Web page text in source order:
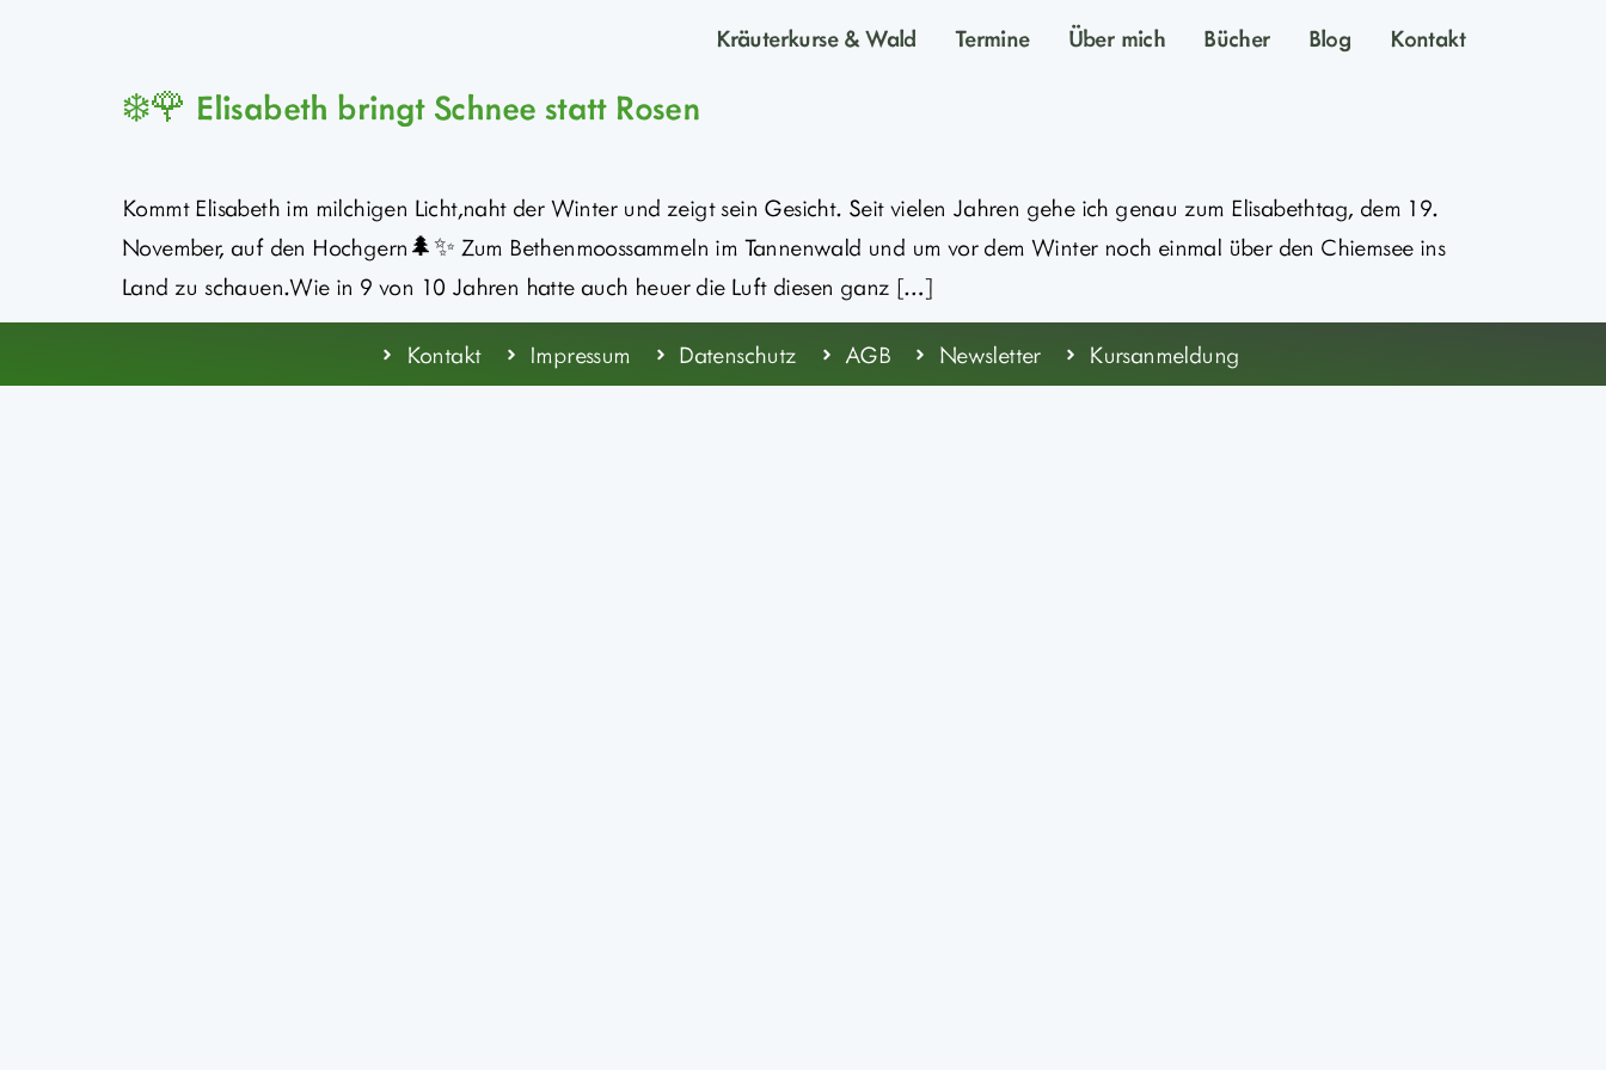
Kräuterkurse & Wald Termine Über mich Bücher Blog Kontakt
❄️🌹 Elisabeth bringt Schnee statt Rosen
Kommt Elisabeth im milchigen Licht,naht der Winter und zeigt sein Gesicht. Seit vielen Jahren gehe ich genau zum Elisabethtag, dem 19.
November, auf den Hochgern🌲✨ Zum Bethenmoossammeln im Tannenwald und um vor dem Winter noch einmal über den Chiemsee ins
Land zu schauen.Wie in 9 von 10 Jahren hatte auch heuer die Luft diesen ganz […]
Kontakt Impressum Datenschutz AGB Newsletter Kursanmeldung